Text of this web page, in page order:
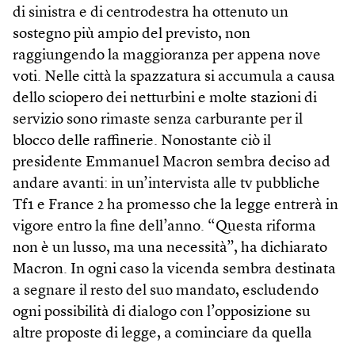
di sinistra e di centrodestra ha ottenuto un
sostegno più ampio del previsto, non
raggiungendo la maggioranza per appena nove
voti. Nelle città la spazzatura si accumula a causa
dello sciopero dei netturbini e molte stazioni di
servizio sono rimaste senza carburante per il
blocco delle raffinerie. Nonostante ciò il
presidente Emmanuel Macron sembra deciso ad
andare avanti: in un’intervista alle tv pubbliche
Tf1 e France 2 ha promesso che la legge entrerà in
vigore entro la fine dell’anno. “Questa riforma
non è un lusso, ma una necessità”, ha dichiarato
Macron. In ogni caso la vicenda sembra destinata
a segnare il resto del suo mandato, escludendo
ogni possibilità di dialogo con l’opposizione su
altre proposte di legge, a cominciare da quella